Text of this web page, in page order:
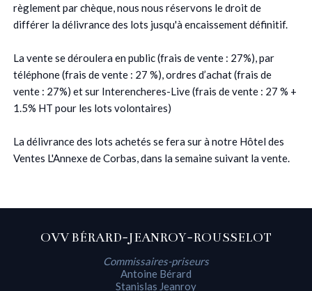
règlement par chèque, nous nous réservons le droit de
différer la délivrance des lots jusqu'à encaissement définitif.
La vente se déroulera en public (frais de vente : 27%), par
téléphone (frais de vente : 27 %), ordres d’achat (frais de
vente : 27%) et sur Interencheres-Live (frais de vente : 27 % +
1.5% HT pour les lots volontaires)
La délivrance des lots achetés se fera sur à notre Hôtel des
Ventes L'Annexe de Corbas, dans la semaine suivant la vente.
OVV BÉRARD-JEANROY-ROUSSELOT
Commissaires-priseurs
Antoine Bérard
Stanislas Jeanroy